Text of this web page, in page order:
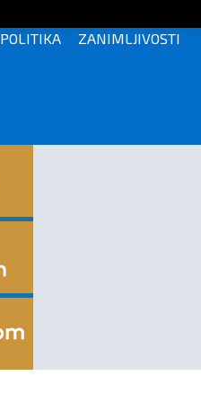
POLITIKA ZANIMLJIVOSTI